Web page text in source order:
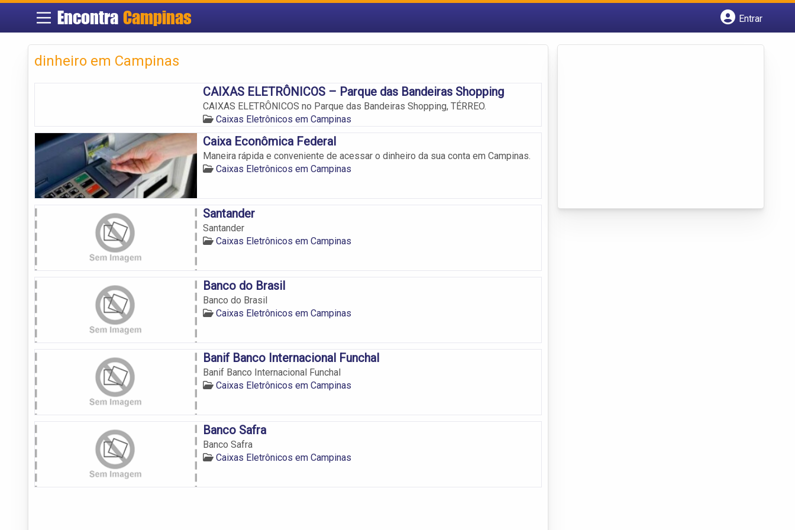
EncontraCampinas
Entrar
dinheiro em Campinas
CAIXAS ELETRÔNICOS – Parque das Bandeiras Shopping
CAIXAS ELETRÔNICOS no Parque das Bandeiras Shopping, TÉRREO.
Caixas Eletrônicos em Campinas
Caixa Econômica Federal
Maneira rápida e conveniente de acessar o dinheiro da sua conta em Campinas.
Caixas Eletrônicos em Campinas
Santander
Santander
Caixas Eletrônicos em Campinas
Banco do Brasil
Banco do Brasil
Caixas Eletrônicos em Campinas
Banif Banco Internacional Funchal
Banif Banco Internacional Funchal
Caixas Eletrônicos em Campinas
Banco Safra
Banco Safra
Caixas Eletrônicos em Campinas